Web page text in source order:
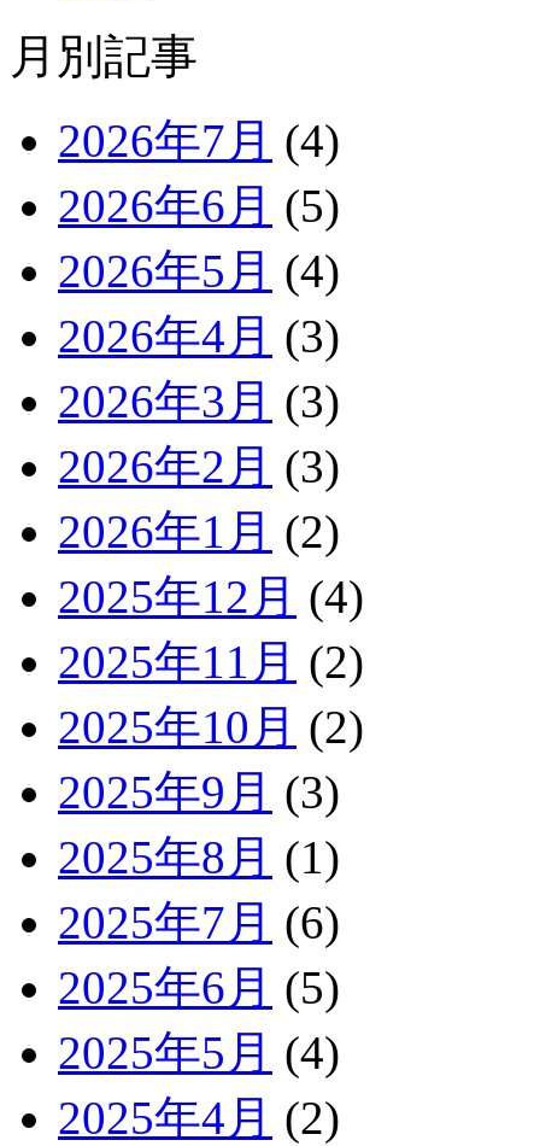
月別記事
2026年7月 (4)
2026年6月 (5)
2026年5月 (4)
2026年4月 (3)
2026年3月 (3)
2026年2月 (3)
2026年1月 (2)
2025年12月 (4)
2025年11月 (2)
2025年10月 (2)
2025年9月 (3)
2025年8月 (1)
2025年7月 (6)
2025年6月 (5)
2025年5月 (4)
2025年4月 (2)